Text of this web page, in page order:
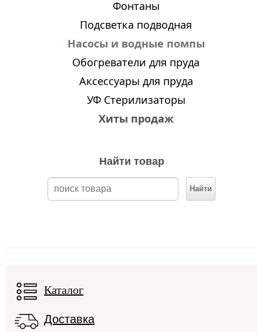
Фонтаны
Подсветка подводная
Насосы и водные помпы
Обогреватели для пруда
Аксессуары для пруда
УФ Стерилизаторы
Хиты продаж
Найти товар
Каталог
Доставка